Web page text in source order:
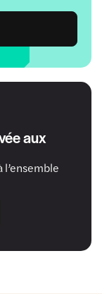
aux